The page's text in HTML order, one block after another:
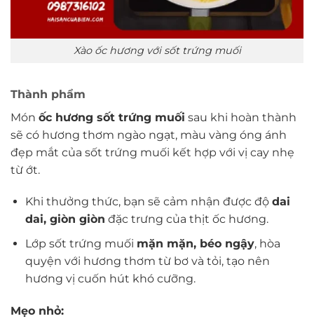
Xào ốc hương với sốt trứng muối
Thành phẩm
Món ốc hương sốt trứng muối sau khi hoàn thành
sẽ có hương thơm ngào ngạt, màu vàng óng ánh
đẹp mắt của sốt trứng muối kết hợp với vị cay nhẹ
từ ớt.
Khi thưởng thức, bạn sẽ cảm nhận được độ dai
dai, giòn giòn đặc trưng của thịt ốc hương.
Lớp sốt trứng muối mặn mặn, béo ngậy, hòa
quyện với hương thơm từ bơ và tỏi, tạo nên
hương vị cuốn hút khó cưỡng.
Mẹo nhỏ: